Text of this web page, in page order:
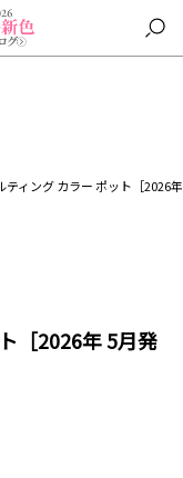
ティング カラー ポット［2026
［2026年 5月発